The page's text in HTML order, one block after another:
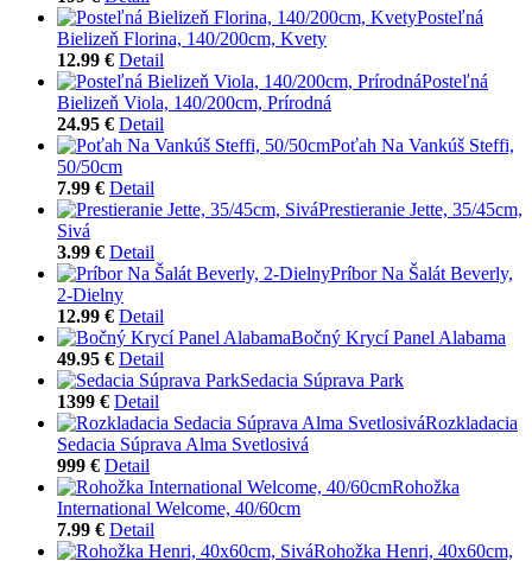
Posteľná
Bielizeň Florina, 140/200cm, Kvety
12.99 € Detail
Posteľná
Bielizeň Viola, 140/200cm, Prírodná
24.95 € Detail
Poťah Na Vankúš Steffi,
50/50cm
7.99 € Detail
Prestieranie Jette, 35/45cm,
Sivá
3.99 € Detail
Príbor Na Šalát Beverly,
2-Dielny
12.99 € Detail
Bočný Krycí Panel Alabama
49.95 € Detail
Sedacia Súprava Park
1399 € Detail
Rozkladacia
Sedacia Súprava Alma Svetlosivá
999 € Detail
Rohožka
International Welcome, 40/60cm
7.99 € Detail
Rohožka Henri, 40x60cm,